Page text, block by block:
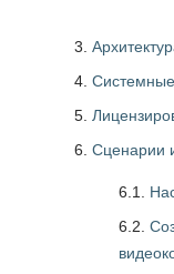
Сценарии
6.1.
6.2.